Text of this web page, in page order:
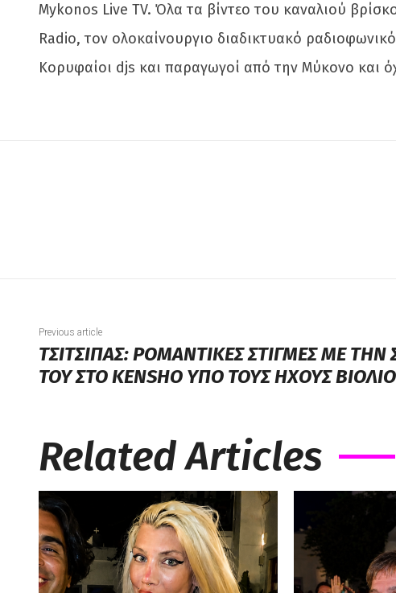
Mykonos Live TV. Όλα τα βίντεο του καναλιού
Radio, τον ολοκαίνουργιο διαδικτυακό
Κορυφαίοι djs και παραγωγοί από την Μύκονο και
Previous article
ΤΣΙΤΣΙΠΑΣ: ΡΟΜΑΝΤΙΚΕΣ ΣΤΙΓΜΕΣ ΜΕ
ΤΟΥ ΣΤΟ KENSHO ΥΠΟ ΤΟΥΣ ΗΧΟΥΣ
Related Articles